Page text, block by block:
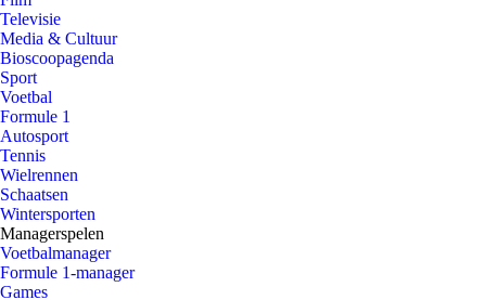
Televisie
Media & Cultuur
Bioscoopagenda
Sport
Voetbal
Formule 1
Autosport
Tennis
Wielrennen
Schaatsen
Wintersporten
Managerspelen
Voetbalmanager
Formule 1-manager
Games